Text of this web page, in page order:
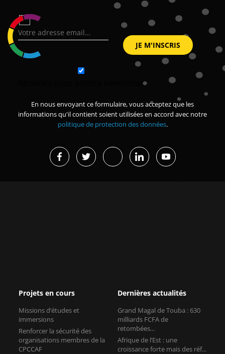
Abonnez-vous à notre newsletter
En nous envoyant ce formulaire, vous acceptez que les
informations qu'il contient soient utilisées en accord avec notre
politique de protection des données.
Projets en cours
Missions d’études et
immersions
Renforcer la sécurité des
organisations membres de la
CPCCAF
Dernières actualités
Grand Magal de Touba : 630
milliards FCFA de
retombées...
Afrique de l’Est : une
croissance forte mais des réf...